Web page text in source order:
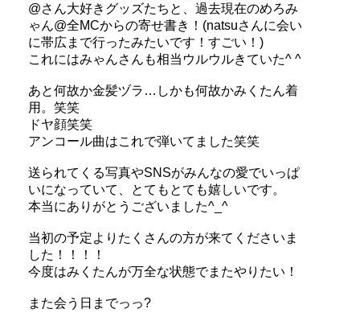
@さん大好きグッズたちと、過去現在のめろみ
ゃん@全MCからの寄せ書き！(natsuさんに会い
に帯広まで行ったみたいです！すごい！)
これにはみゃんさんも相当ウルウルきていた^ ^
あと何故か金髪ヅラ…しかも何故かみくたん着
用。笑笑
ドヤ顔笑笑
アンコール曲はこれで弾いてました笑笑
送られてくる写真やSNSがみんなの愛でいっぱ
いになっていて、とてもとても嬉しいです。
本当にありがとうございました^_^
当初の予定よりたくさんの方が来てくださいま
した！！！！
今度はみくたんが万全な状態でまたやりたい！
また会う日までっっ?